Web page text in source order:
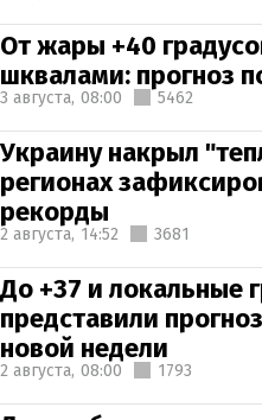
От жары +40
шквалами: прогноз
3 августа, 08:00 5462
Украину накрыл
регионах
рекорды
2 августа, 14:52 3681
До +37 и локальные
представили
новой недели
2 августа, 08:00 1793